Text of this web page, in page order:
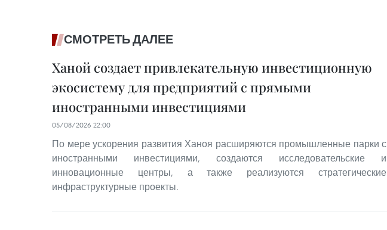
СМОТРЕТЬ ДАЛЕЕ
Ханой создает привлекательную инвестиционную
экосистему для предприятий с прямыми
иностранными инвестициями
05/08/2026 22:00
По мере ускорения развития Ханоя расширяются промышленные парки с
иностранными инвестициями, создаются исследовательские и
инновационные центры, а также реализуются стратегические
инфраструктурные проекты.